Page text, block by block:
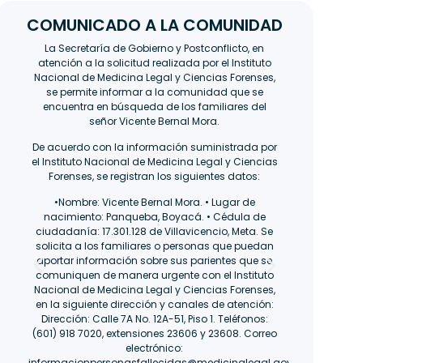
COMUNICADO A LA COMUNIDAD
La Secretaría de Gobierno y Postconflicto, en
atención a la solicitud realizada por el Instituto
Nacional de Medicina Legal y Ciencias Forenses,
se permite informar a la comunidad que se
encuentra en búsqueda de los familiares del
señor Vicente Bernal Mora.
De acuerdo con la información suministrada por
el Instituto Nacional de Medicina Legal y Ciencias
Forenses, se registran los siguientes datos:
•Nombre: Vicente Bernal Mora. • Lugar de
nacimiento: Panqueba, Boyacá. • Cédula de
ciudadanía: 17.301.128 de Villavicencio, Meta. Se
solicita a los familiares o personas que puedan
aportar información sobre sus parientes que se
comuniquen de manera urgente con el Instituto
Nacional de Medicina Legal y Ciencias Forenses,
en la siguiente dirección y canales de atención:
Dirección: Calle 7A No. 12A-51, Piso 1. Teléfonos:
(601) 918 7020, extensiones 23606 y 23608. Correo
electrónico: